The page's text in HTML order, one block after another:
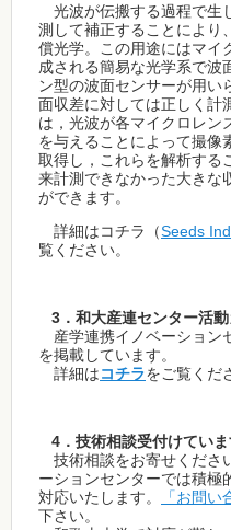
光波が伝搬する過程で生
測して補正することにより
償光学。この用途にはマイ
成される簡易な光学系で波
ン型の波面センサーが用い
面収差に対しては正しく計
は，光波が各マイクロレン
を与えることによって撮像
取得し，これらを解析する
来計測できなかった大きな
ができます。
詳細はコチラ（Seeds
覧ください。
3 ．和大産連センター活
産学連携イノベーション
を掲載しています。
詳細はコチラをご覧くだ
4 ． 技術相談受付けていま
技術相談をお寄せくださ
ーションセンターでは積極
対応いたします。
「お問
下さい。